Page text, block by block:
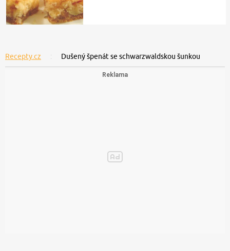
Recepty.cz Dušený špenát se schwarzwaldskou šunkou